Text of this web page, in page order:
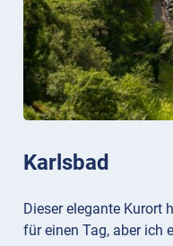
Karlsbad
Dieser elegante Kurort
für einen Tag, aber ich